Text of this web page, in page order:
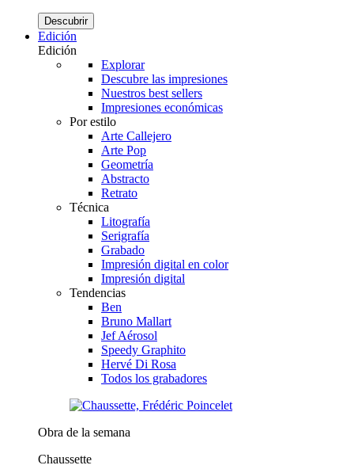
Descubrir
Edición
Edición
Explorar
Descubre las impresiones
Nuestros best sellers
Impresiones económicas
Por estilo
Arte Callejero
Arte Pop
Geometría
Abstracto
Retrato
Técnica
Litografía
Serigrafía
Grabado
Impresión digital en color
Impresión digital
Tendencias
Ben
Bruno Mallart
Jef Aérosol
Speedy Graphito
Hervé Di Rosa
Todos los grabadores
Obra de la semana
Chaussette